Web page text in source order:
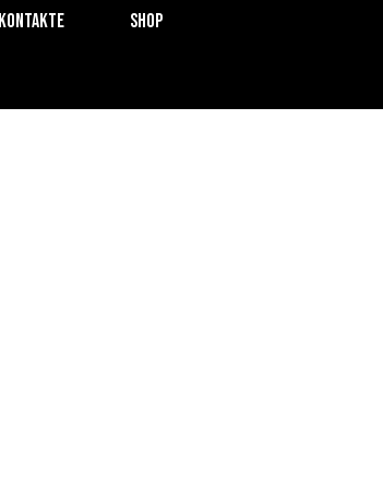
Kontakte SHOP